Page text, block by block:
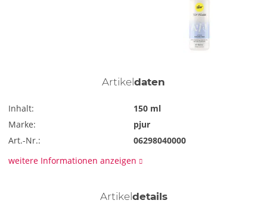
Artikeldaten
Inhalt:
150 ml
Marke:
pjur
Art.-Nr.:
06298040000
weitere Informationen anzeigen
Artikeldetails